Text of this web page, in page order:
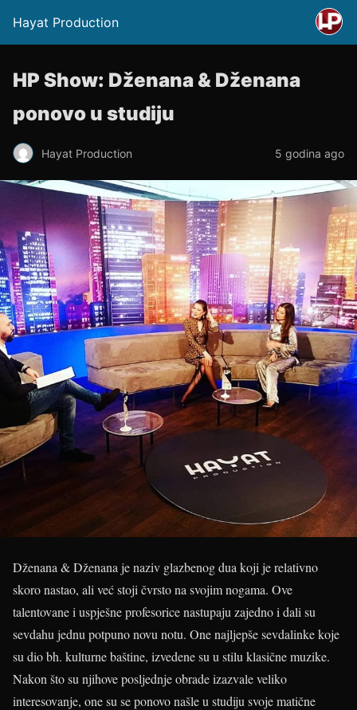
Hayat Production
HP Show: Dženana & Dženana
ponovo u studiju
Hayat Production 5 godina ago
Dženana & Dženana je naziv glazbenog dua koji je relativno
skoro nastao, ali već stoji čvrsto na svojim nogama. Ove
talentovane i uspješne profesorice nastupaju zajedno i dali su
sevdahu jednu potpuno novu notu. One najljepše sevdalinke koje
su dio bh. kulturne baštine, izvedene su u stilu klasične muzike.
Nakon što su njihove posljednje obrade izazvale veliko
interesovanje, one su se ponovo našle u studiju svoje matične